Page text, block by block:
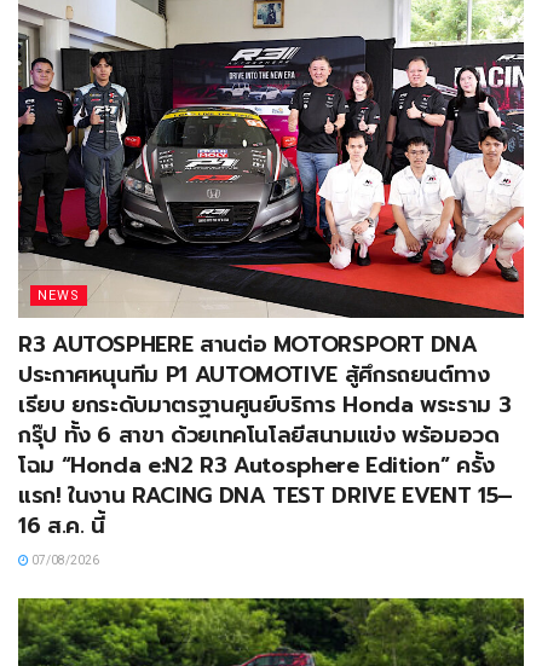
NEWS
R3 AUTOSPHERE สานต่อ MOTORSPORT DNA
ประกาศหนุนทีม P1 AUTOMOTIVE สู้ศึกรถยนต์ทาง
เรียบ ยกระดับมาตรฐานศูนย์บริการ Honda พระราม 3
กรุ๊ป ทั้ง 6 สาขา ด้วยเทคโนโลยีสนามแข่ง พร้อมอวด
โฉม “Honda e:N2 R3 Autosphere Edition” ครั้ง
แรก! ในงาน RACING DNA TEST DRIVE EVENT 15–
16 ส.ค. นี้
07/08/2026